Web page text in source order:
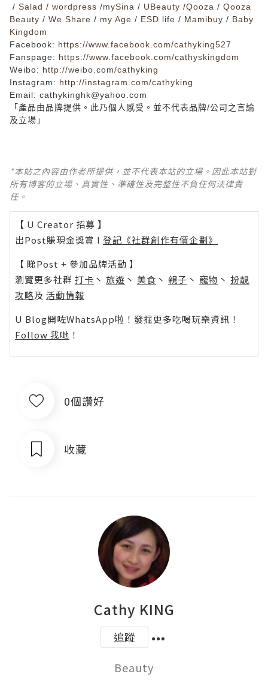
/ Salad / wordpress /mySina / UBeauty /Qooza / Qooza
Beauty / We Share / my Age / ESD life / Mamibuy / Baby
Kingdom
Facebook: https://www.facebook.com/cathyking527
Fanspage: https://www.facebook.com/cathyskingdom
Weibo: http://weibo.com/cathyking
Instagram: http://instagram.com/cathyking
Email: cathykinghk@yahoo.com
「 產品由品牌提供 。 此乃個人感受 。 並不代表品牌/公司之言論
及立場 」
*本站之內容由作者所提供，並不代表本站的立場。因此本站對
所有博客的立場、真實性、準確性及完整性不負任何法律責
任。
【 U Creator 招募 】
出Post賺現金獎賞 l 登記《社群創作有價企劃》
【 睇Post + 參加品牌活動 】
瀏覽更多社群 打卡 丶 旅遊 丶 美食 丶 親子 丶 寵物 丶 扮靚
攻略及 活動情報
U Blog開咗WhatsApp啦！發掘更多吃喝玩樂資訊！
Follow 我哋 ！
0個讚好
收藏
Cathy KING
追蹤
Beauty